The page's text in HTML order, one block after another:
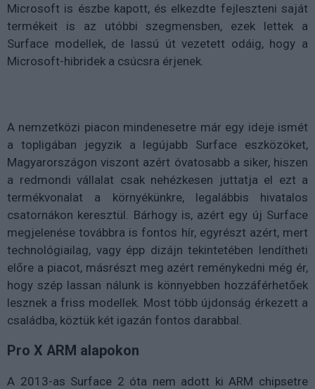
Microsoft is észbe kapott, és elkezdte fejleszteni saját
termékeit is az utóbbi szegmensben, ezek lettek a
Surface modellek, de lassú út vezetett odáig, hogy a
Microsoft-hibridek a csúcsra érjenek.
A nemzetközi piacon mindenesetre már egy ideje ismét
a topligában jegyzik a legújabb Surface eszközöket,
Magyarországon viszont azért óvatosabb a siker, hiszen
a redmondi vállalat csak nehézkesen juttatja el ezt a
termékvonalat a környékünkre, legalábbis hivatalos
csatornákon keresztül. Bárhogy is, azért egy új Surface
megjelenése továbbra is fontos hír, egyrészt azért, mert
technológiailag, vagy épp dizájn tekintetében lendítheti
előre a piacot, másrészt meg azért reménykedni még ér,
hogy szép lassan nálunk is könnyebben hozzáférhetőek
lesznek a friss modellek. Most több újdonság érkezett a
családba, köztük két igazán fontos darabbal.
Pro X ARM alapokon
A 2013-as Surface 2 óta nem adott ki ARM chipsetre